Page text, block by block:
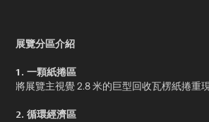
展覽分區介紹
1. 一顆紙捲區
將展覽主視覺 2.8 米的巨型回收瓦楞紙捲重現
2. 循環經濟區